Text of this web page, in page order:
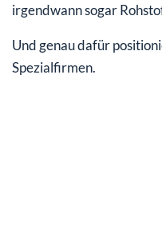
irgendwann sogar
Und genau dafür
Spezialfirmen.